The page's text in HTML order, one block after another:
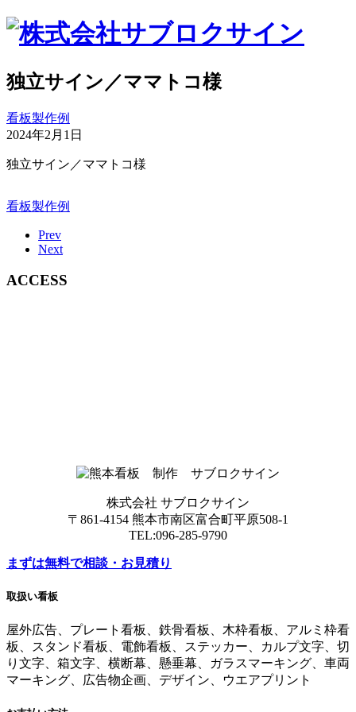
独立サイン／ママトコ様
看板製作例
2024年2月1日
独立サイン／ママトコ様
看板製作例
Prev
Next
ACCESS
株式会社 サブロクサイン
〒861-4154 熊本市南区富合町平原508-1
TEL:096-285-9790
まずは無料で相談・お見積り
取扱い看板
屋外広告、プレート看板、鉄骨看板、木枠看板、アルミ枠看
板、スタンド看板、電飾看板、ステッカー、カルプ文字、切
り文字、箱文字、横断幕、懸垂幕、ガラスマーキング、車両
マーキング、広告物企画、デザイン、ウエアプリント